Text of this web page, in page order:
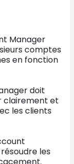
Manager
comptes
en fonction
doit
clairement et
les clients
les